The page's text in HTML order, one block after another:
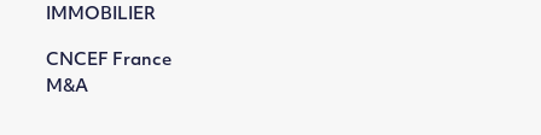
IMMOBILIER
CNCEF France
M&A